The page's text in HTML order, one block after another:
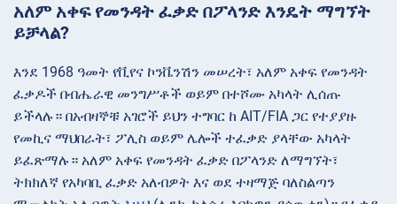
አለም አቀፍ የመንዳት ፈቃድ በፖላንድ እንዴት ማግኘት
ይቻላል?
እንደ 1968 ዓመት የቪየና ኮንቬንሽን መሠረት፣ አለም አቀፍ የመንዳት
ፈቃዶች በብሔራዊ መንግሥቶች ወይም በተሾሙ አካላት ሊሰጡ
ይችላሉ። በአብዛኞቹ አገሮች ይህን ተግባር ከ AIT/FIA ጋር የተያያዙ
የመኪና ማህበራት፣ ፖሊስ ወይም ሌሎች ተፈቃድ ያላቸው አካላት
ይፈጽማሉ። አለም አቀፍ የመንዳት ፈቃድ በፖላንድ ለማግኘት፣
ትክክለኛ የአካባቢ ፈቃድ አለብዎት እና ወደ ተዛማጅ ባለስልጣን